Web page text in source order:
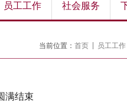
员工工作 社会服务
当前位置： 首页 员工工作
满结束